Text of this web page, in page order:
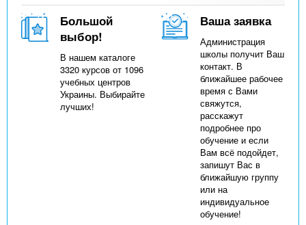
Большой
выбор!
В нашем каталоге
3320 курсов от 1096
учебных центров
Украины. Выбирайте
лучших!
Ваша заявка
Администрация
школы получит Ваш
контакт. В
ближайшее рабочее
время с Вами
свяжутся,
расскажут
подробнее про
обучение и если
Вам всё подойдет,
запишут Вас в
ближайшую группу
или на
индивидуальное
обучение!